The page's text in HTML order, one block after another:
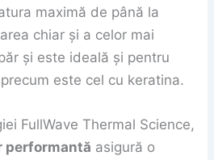
maximă de până la
chiar și a celor mai
și este ideală și pentru
este cel cu keratina.
FullWave Thermal Science,
performantă asigură o